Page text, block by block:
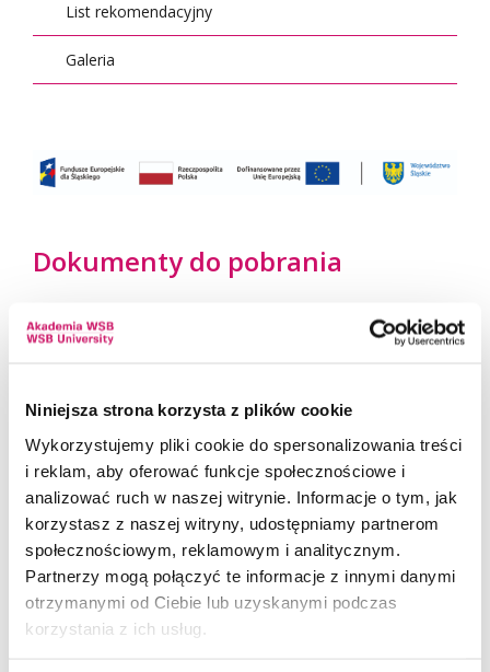
Niniejsza strona korzysta z plików cookie
Wykorzystujemy pliki cookie do spersonalizowania treści
i reklam, aby oferować funkcje społecznościowe i
analizować ruch w naszej witrynie. Informacje o tym, jak
korzystasz z naszej witryny, udostępniamy partnerom
społecznościowym, reklamowym i analitycznym.
Partnerzy mogą połączyć te informacje z innymi danymi
otrzymanymi od Ciebie lub uzyskanymi podczas
korzystania z ich usług.
List rekomendacyjny
Galeria
Dokumenty do pobrania
Deklaracja (831 KB)
POBIERZ DOCX
Klauzula RODO AWSB (829 KB)
829 kB
POBIERZ DOCX
Formularz danych osobowych (825 KB)